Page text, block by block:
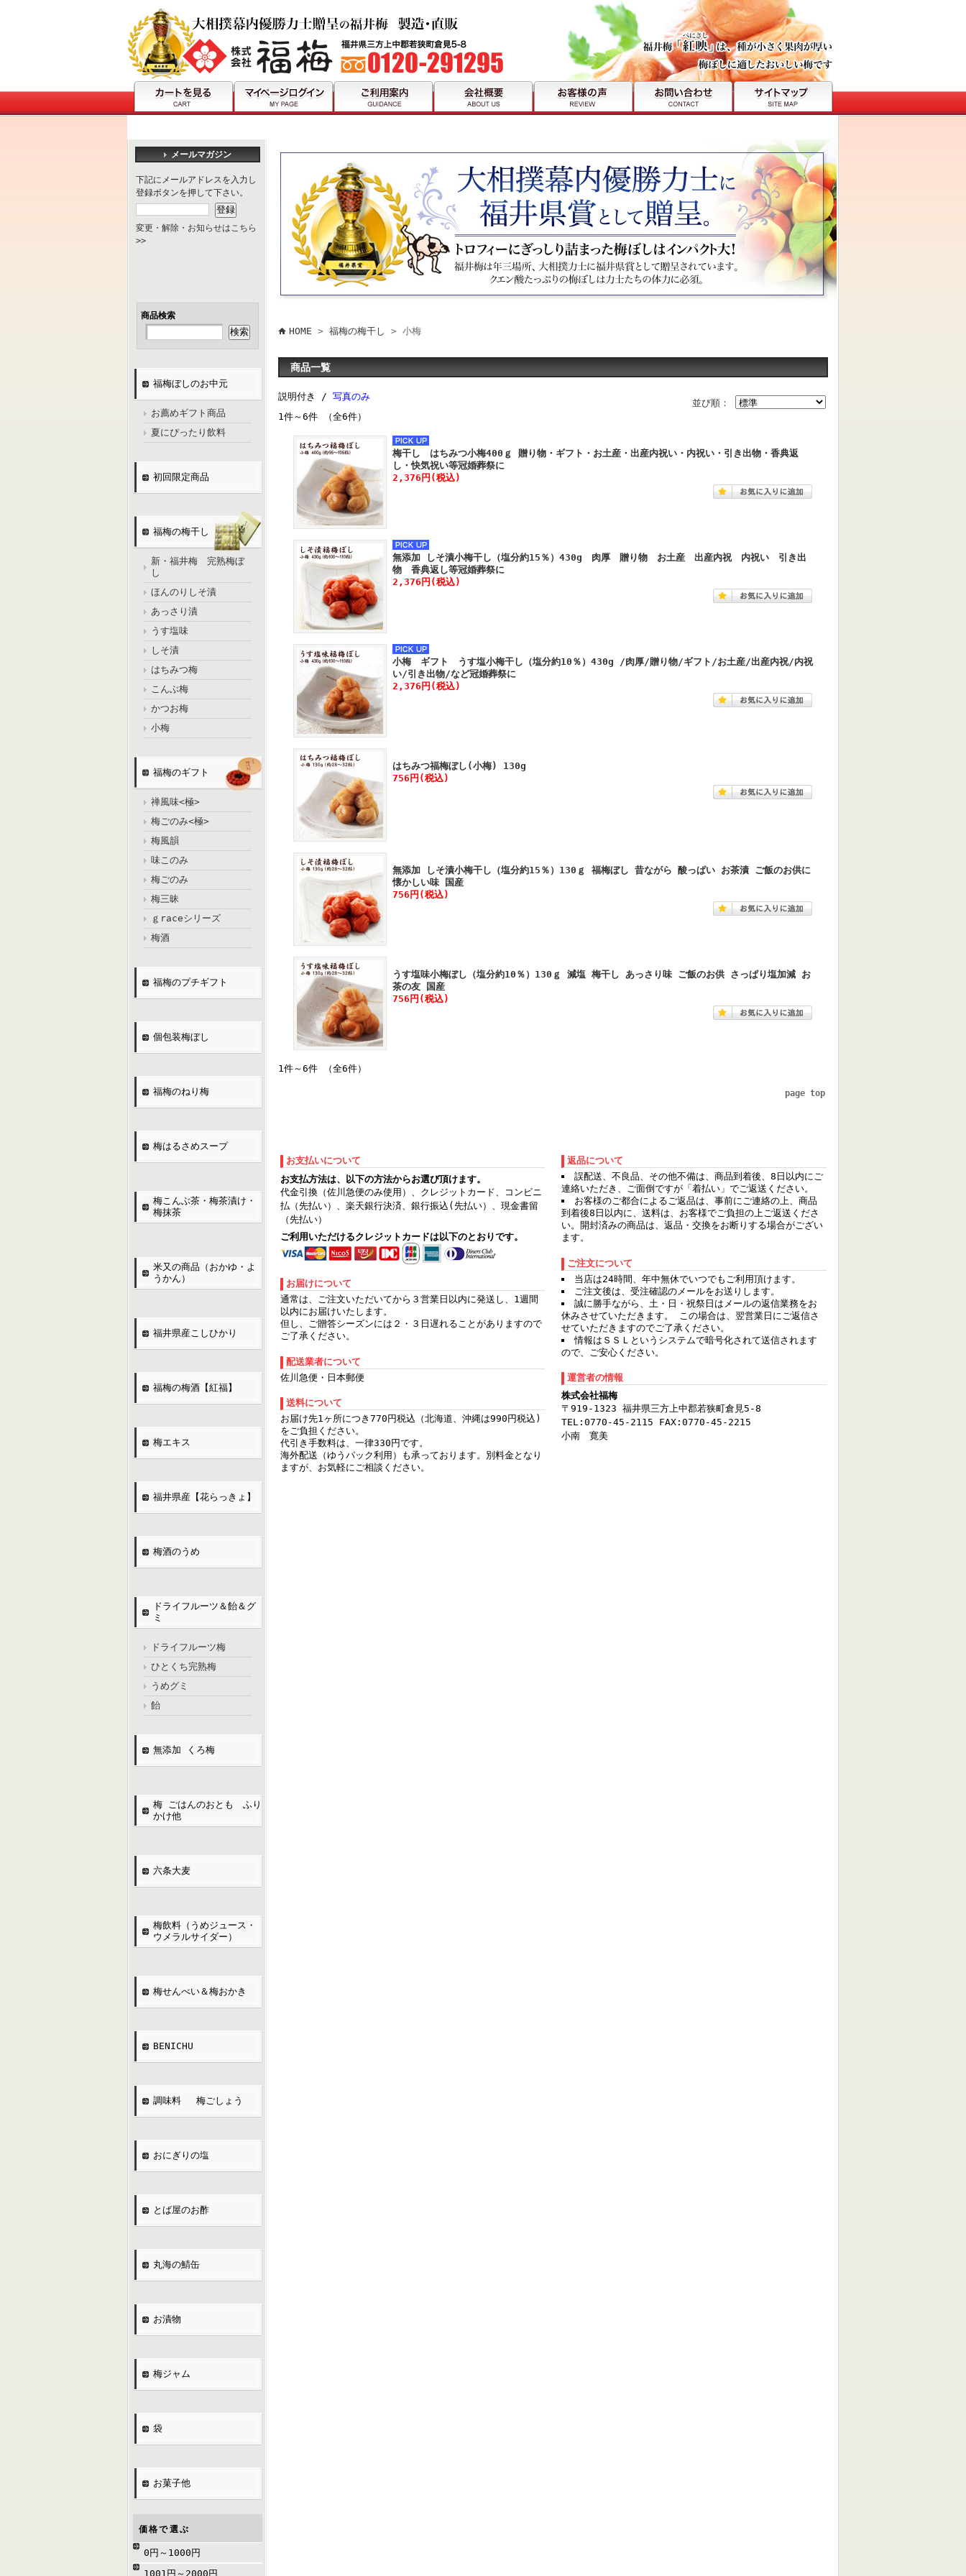
メールマガジン
下記にメールアドレスを入力し
登録ボタンを押して下さい。
変更・解除・お知らせはこちら
>>
商品検索
福梅ぼしのお中元
お薦めギフト商品
夏にぴったり飲料
初回限定商品
福梅の梅干し
新・福井梅 完熟梅ぼ
し
ほんのりしそ漬
あっさり漬
うす塩味
しそ漬
はちみつ梅
こんぶ梅
かつお梅
小梅
福梅のギフト
禅風味<極>
梅ごのみ<極>
梅風韻
味このみ
梅ごのみ
梅三昧
ｇraceシリーズ
梅酒
福梅のプチギフト
個包装梅ぼし
福梅のねり梅
梅はるさめスープ
梅こんぶ茶・梅茶漬け・
梅抹茶
米又の商品（おかゆ・よ
うかん）
福井県産こしひかり
福梅の梅酒【紅福】
梅エキス
福井県産【花らっきょ】
梅酒のうめ
ドライフルーツ＆飴＆グ
ミ
ドライフルーツ梅
ひとくち完熟梅
うめグミ
飴
無添加 くろ梅
梅 ごはんのおとも ふり
かけ他
六条大麦
梅飲料（うめジュース・
ウメラルサイダー）
梅せんべい＆梅おかき
BENICHU
調味料 梅ごしょう
おにぎりの塩
とば屋のお酢
丸海の鯖缶
お漬物
梅ジャム
袋
お菓子他
価格で選ぶ
0円～1000円
1001円～2000円
HOME > 福梅の梅干し > 小梅
商品一覧
並び順：
説明付き / 写真のみ
1件～6件 （全6件）
梅干し はちみつ小梅400ｇ 贈り物・ギフト・お土産・出産内祝い・内祝い・引き出物・香典返
し・快気祝い等冠婚葬祭に
2,376円(税込)
無添加 しそ漬小梅干し（塩分約15％）430g 肉厚 贈り物 お土産 出産内祝 内祝い 引き出
物 香典返し等冠婚葬祭に
2,376円(税込)
小梅 ギフト うす塩小梅干し（塩分約10％）430g /肉厚/贈り物/ギフト/お土産/出産内祝/内祝
い/引き出物/など冠婚葬祭に
2,376円(税込)
はちみつ福梅ぼし(小梅) 130g
756円(税込)
無添加 しそ漬小梅干し（塩分約15％）130ｇ 福梅ぼし 昔ながら 酸っぱい お茶漬 ご飯のお供に
懐かしい味 国産
756円(税込)
うす塩味小梅ぼし（塩分約10％）130ｇ 減塩 梅干し あっさり味 ご飯のお供 さっぱり塩加減 お
茶の友 国産
756円(税込)
1件～6件 （全6件）
page top
お支払いについて
お支払方法は、以下の方法からお選び頂けます。
代金引換（佐川急便のみ使用）、クレジットカード、コンビニ
払（先払い）、楽天銀行決済、銀行振込(先払い）、現金書留
（先払い）
ご利用いただけるクレジットカードは以下のとおりです。
お届けについて
通常は、ご注文いただいてから３営業日以内に発送し、1週間
以内にお届けいたします。
但し、ご贈答シーズンには２・３日遅れることがありますので
ご了承ください。
配送業者について
佐川急便・日本郵便
送料について
お届け先1ヶ所につき770円税込（北海道、沖縄は990円税込)
をご負担ください。
代引き手数料は、一律330円です。
海外配送（ゆうパック利用）も承っております。別料金となり
ますが、お気軽にご相談ください。
返品について
誤配送、不良品、その他不備は、商品到着後、8日以内にご
連絡いただき、ご面倒ですが「着払い」でご返送ください。
お客様のご都合によるご返品は、事前にご連絡の上、商品
到着後8日以内に、送料は、お客様でご負担の上ご返送くださ
い。開封済みの商品は、返品・交換をお断りする場合がござい
ます。
ご注文について
当店は24時間、年中無休でいつでもご利用頂けます。
ご注文後は、受注確認のメールをお送りします。
誠に勝手ながら、土・日・祝祭日はメールの返信業務をお
休みさせていただきます。 この場合は、翌営業日にご返信さ
せていただきますのでご了承ください。
情報はＳＳＬというシステムで暗号化されて送信されます
ので、ご安心ください。
運営者の情報
株式会社福梅
〒919-1323 福井県三方上中郡若狭町倉見5-8
TEL:0770-45-2115 FAX:0770-45-2215
小南 寛美